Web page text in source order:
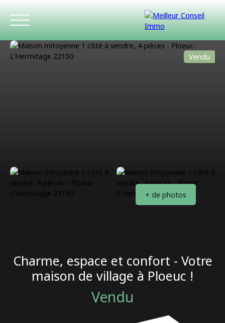
Vendu
+ de photos
Charme, espace et confort - Votre
maison de village à Ploeuc !
Vendu